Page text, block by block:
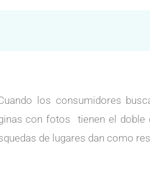
los consumidores
con fotos tienen el doble
de lugares dan como